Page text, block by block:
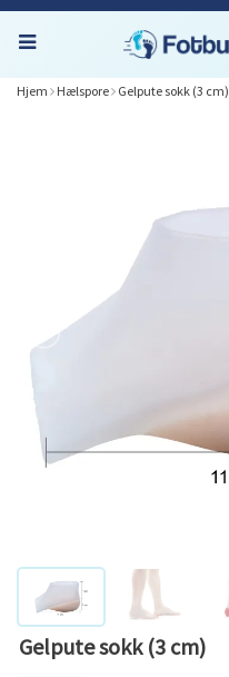
Hjem Hælspore Gelpute sokk (3 cm)
Gelpute sokk (3 cm)